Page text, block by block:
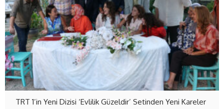
TRT 1’in Yeni Dizisi ‘Evlilik Güzeldir’ Setinden Yeni Kareler